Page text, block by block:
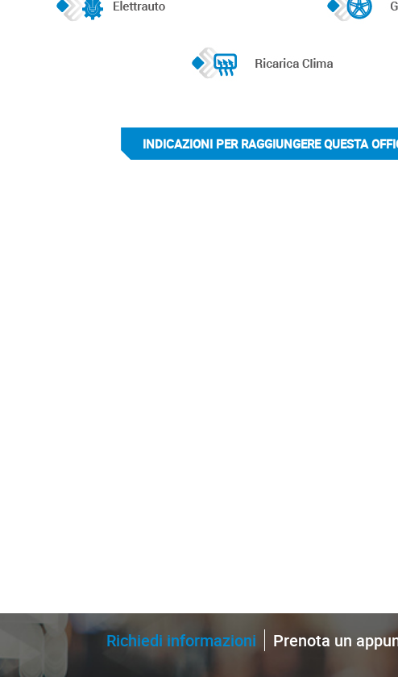
INDICAZIONI PER RAGGIUNGERE QUESTA
Richiedi informazioni Prenota un